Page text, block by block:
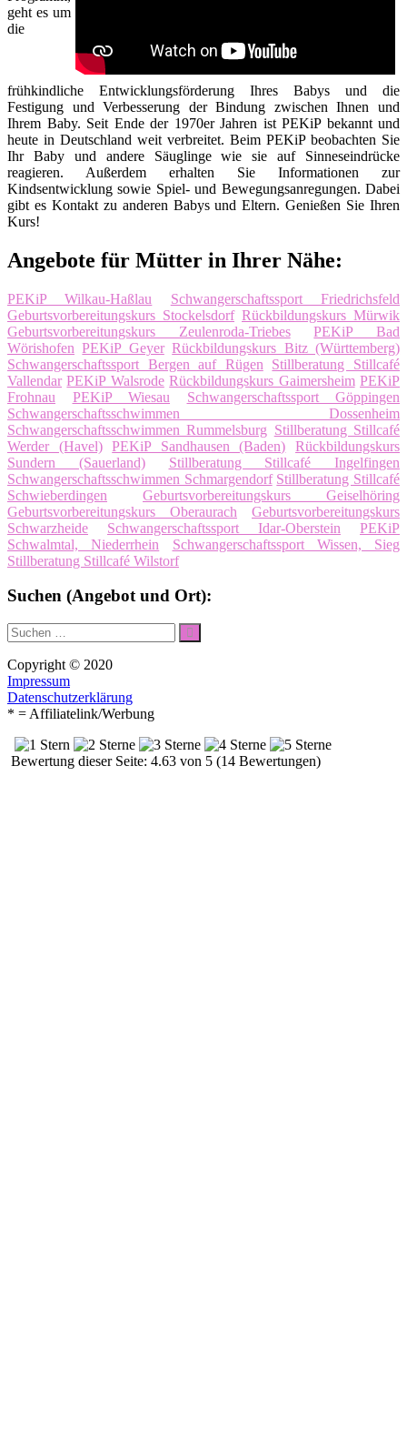
geht es um
die
frühkindliche Entwicklungsförderung Ihres Babys und die
Festigung und Verbesserung der Bindung zwischen Ihnen und
Ihrem Baby. Seit Ende der 1970er Jahren ist PEKiP bekannt und
heute in Deutschland weit verbreitet. Beim PEKiP beobachten Sie
Ihr Baby und andere Säuglinge wie sie auf Sinneseindrücke
reagieren. Außerdem erhalten Sie Informationen zur
Kindsentwicklung sowie Spiel- und Bewegungsanregungen. Dabei
gibt es Kontakt zu anderen Babys und Eltern. Genießen Sie Ihren
Kurs!
Angebote für Mütter in Ihrer Nähe:
PEKiP Wilkau-Haßlau
Schwangerschaftssport Friedrichsfeld
Geburtsvorbereitungskurs Stockelsdorf Rückbildungskurs Mürwik
Geburtsvorbereitungskurs Zeulenroda-Triebes
PEKiP Bad
Wörishofen PEKiP Geyer Rückbildungskurs Bitz (Württemberg)
Schwangerschaftssport Bergen auf Rügen
Stillberatung Stillcafé
Vallendar PEKiP Walsrode Rückbildungskurs Gaimersheim PEKiP
Frohnau
PEKiP Wiesau
Schwangerschaftssport Göppingen
Schwangerschaftsschwimmen Dossenheim
Schwangerschaftsschwimmen Rummelsburg Stillberatung Stillcafé
Werder (Havel)
PEKiP Sandhausen (Baden)
Rückbildungskurs
Sundern (Sauerland)
Stillberatung Stillcafé Ingelfingen
Schwangerschaftsschwimmen Schmargendorf Stillberatung Stillcafé
Schwieberdingen
Geburtsvorbereitungskurs Geiselhöring
Geburtsvorbereitungskurs Oberaurach
Geburtsvorbereitungskurs
Schwarzheide
Schwangerschaftssport Idar-Oberstein
PEKiP
Schwalmtal, Niederrhein
Schwangerschaftssport Wissen, Sieg
Stillberatung Stillcafé Wilstorf
Suchen (Angebot und Ort):
Suche
nach:
Suchen
Copyright © 2020
Impressum
Datenschutzerklärung
* = Affiliatelink/Werbung
Bewertung dieser Seite: 4.63 von 5 (14 Bewertungen)